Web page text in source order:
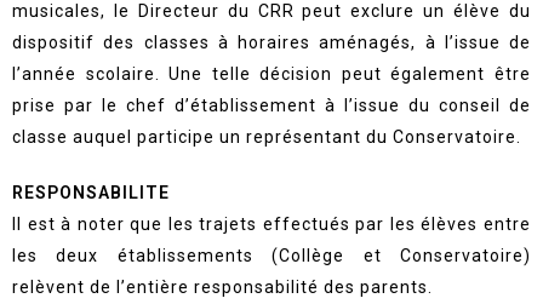
musicales, le Directeur du CRR peut exclure un élève du
dispositif des classes à horaires aménagés, à l’issue de
l’année scolaire. Une telle décision peut également être
prise par le chef d’établissement à l’issue du conseil de
classe auquel participe un représentant du Conservatoire.
RESPONSABILITE
Il est à noter que les trajets effectués par les élèves entre
les deux établissements (Collège et Conservatoire)
relèvent de l’entière responsabilité des parents.